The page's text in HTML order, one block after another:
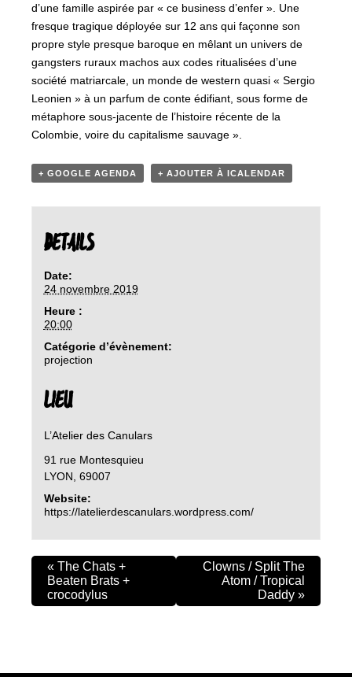
d’une famille aspirée par « ce business d’enfer ». Une
fresque tragique déployée sur 12 ans qui façonne son
propre style presque baroque en mêlant un univers de
gangsters ruraux machos aux codes ritualisées d’une
société matriarcale, un monde de western quasi « Sergio
Leonien » à un parfum de conte édifiant, sous forme de
métaphore sous-jacente de l’histoire récente de la
Colombie, voire du capitalisme sauvage ».
+ GOOGLE AGENDA + AJOUTER À ICALENDAR
DETAILS
Date:
24 novembre 2019
Heure :
20:00
Catégorie d’évènement:
projection
LIEU
L’Atelier des Canulars
91 rue Montesquieu
LYON 69007
Website:
https://latelierdescanulars.wordpress.com/
« The Chats +
Beaten Brats +
crocodylus
Clowns / Split The
Atom / Tropical
Daddy »